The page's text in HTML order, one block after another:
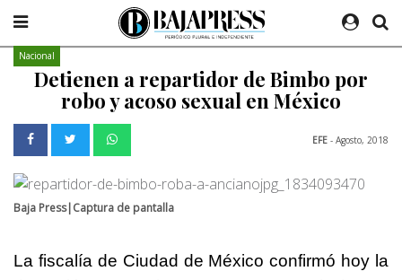
Nacional
Detienen a repartidor de Bimbo por
robo y acoso sexual en México
EFE - Agosto, 2018
Baja Press|Captura de pantalla
La fiscalía de Ciudad de México confirmó hoy la